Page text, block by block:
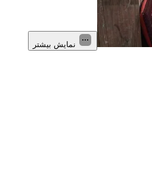
نمایش بیشتر